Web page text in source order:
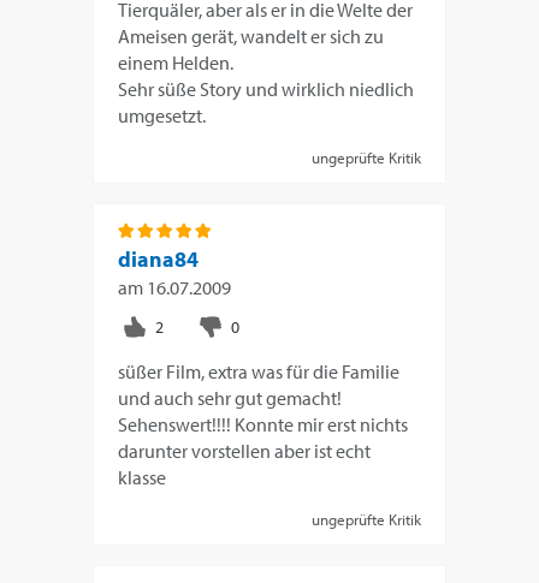
Tierquäler, aber als er in die Welte der
Ameisen gerät, wandelt er sich zu
einem Helden.
Sehr süße Story und wirklich niedlich
umgesetzt.
ungeprüfte Kritik
diana84
am 16.07.2009
süßer Film, extra was für die Familie
und auch sehr gut gemacht!
Sehenswert!!!! Konnte mir erst nichts
darunter vorstellen aber ist echt
klasse
ungeprüfte Kritik